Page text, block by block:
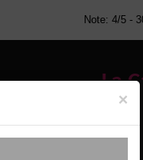
Note: 4/5 -
La
×